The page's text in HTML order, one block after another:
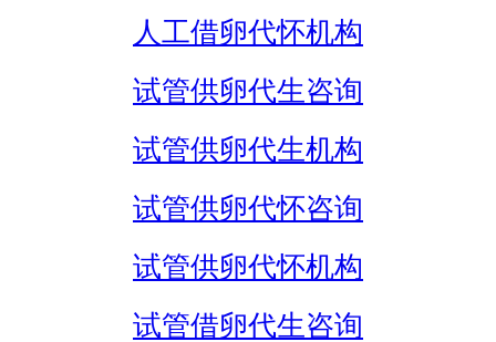
人工借卵代怀机构
试管供卵代生咨询
试管供卵代生机构
试管供卵代怀咨询
试管供卵代怀机构
试管借卵代生咨询